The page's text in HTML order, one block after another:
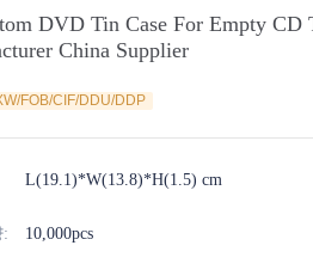
DVD Tin Case For Empty CD
China Supplier
FOB/CIF/DDU/DDP
L(19.1)*W(13.8)*H(1.5) cm
: 10,000pcs